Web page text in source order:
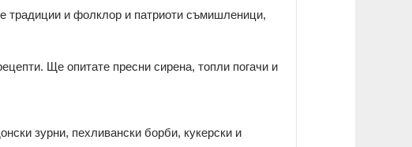
традиции и фолклор и патриоти съмишленици,
Ще опитате пресни сирена, топли погачи и
зурни, пехливански борби, кукерски и